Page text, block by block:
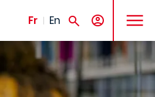
Fr En
MENU